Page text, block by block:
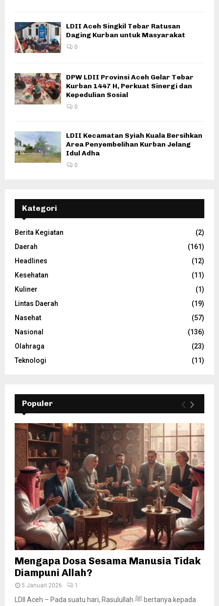
LDII Aceh Singkil Tebar Ratusan
Daging Kurban untuk Masyarakat
0
DPW LDII Provinsi Aceh Gelar Tebar
Kurban 1447 H, Perkuat Sinergi dan
Kepedulian Sosial
0
LDII Kecamatan Syiah Kuala Bersihkan
Area Penyembelihan Kurban Jelang
Idul Adha
0
Kategori
Berita Kegiatan
(2)
Daerah
(161)
Headlines
(12)
Kesehatan
(11)
Kuliner
(1)
Lintas Daerah
(19)
Nasehat
(57)
Nasional
(136)
Olahraga
(23)
Teknologi
(11)
Populer
Mengapa Dosa Sesama Manusia Tidak
Diampuni Allah?
5 Januari 2026 1
LDII Aceh – Pada suatu hari, Rasulullah ﷺ bertanya kepada